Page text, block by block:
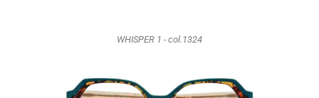
WHISPER 1 - col.1324